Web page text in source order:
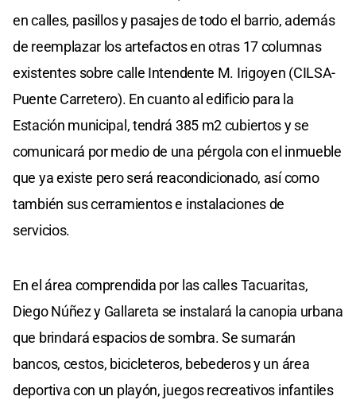
en calles, pasillos y pasajes de todo el barrio, además
de reemplazar los artefactos en otras 17 columnas
existentes sobre calle Intendente M. Irigoyen (CILSA-
Puente Carretero). En cuanto al edificio para la
Estación municipal, tendrá 385 m2 cubiertos y se
comunicará por medio de una pérgola con el inmueble
que ya existe pero será reacondicionado, así como
también sus cerramientos e instalaciones de
servicios.
En el área comprendida por las calles Tacuaritas,
Diego Núñez y Gallareta se instalará la canopia urbana
que brindará espacios de sombra. Se sumarán
bancos, cestos, bicicleteros, bebederos y un área
deportiva con un playón, juegos recreativos infantiles